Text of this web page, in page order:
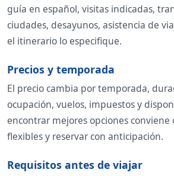
guía en español, visitas indicadas,
ciudades, desayunos, asistencia de
el itinerario lo especifique.
Precios y temporada
El precio cambia por temporada,
ocupación, vuelos, impuestos y
encontrar mejores opciones conviene
flexibles y reservar con anticipación.
Requisitos antes de viajar